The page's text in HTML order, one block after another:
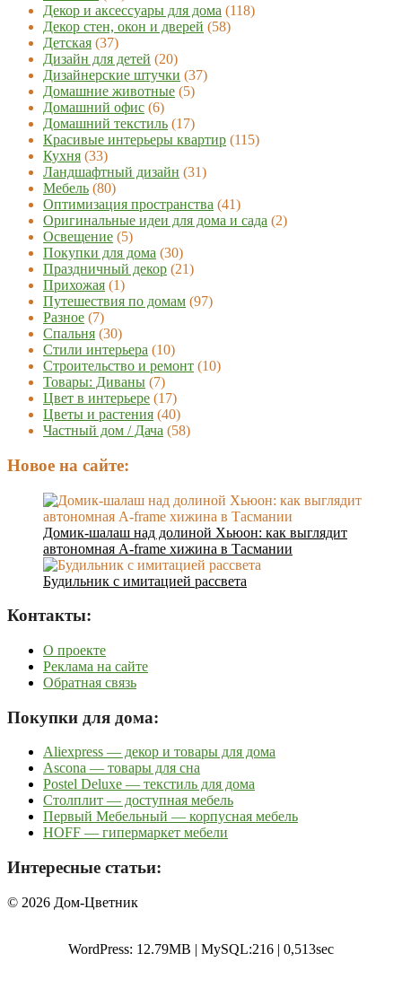
Декор и аксессуары для дома (118)
Декор стен, окон и дверей (58)
Детская (37)
Дизайн для детей (20)
Дизайнерские штучки (37)
Домашние животные (5)
Домашний офис (6)
Домашний текстиль (17)
Красивые интерьеры квартир (115)
Кухня (33)
Ландшафтный дизайн (31)
Мебель (80)
Оптимизация пространства (41)
Оригинальные идеи для дома и сада (2)
Освещение (5)
Покупки для дома (30)
Праздничный декор (21)
Прихожая (1)
Путешествия по домам (97)
Разное (7)
Спальня (30)
Стили интерьера (10)
Строительство и ремонт (10)
Товары: Диваны (7)
Цвет в интерьере (17)
Цветы и растения (40)
Частный дом / Дача (58)
Новое на сайте:
Домик-шалаш над долиной Хьюон: как выглядит
автономная A-frame хижина в Тасмании
Будильник с имитацией рассвета
Контакты:
О проекте
Реклама на сайте
Обратная связь
Покупки для дома:
Aliexpress — декор и товары для дома
Ascona — товары для сна
Postel Deluxe — текстиль для дома
Столплит — доступная мебель
Первый Мебельный — корпусная мебель
HOFF — гипермаркет мебели
Интересные статьи:
© 2026 Дом-Цветник
WordPress: 12.79MB | MySQL:216 | 0,513sec